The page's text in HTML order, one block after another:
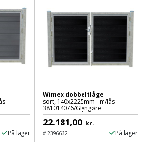
På lager
Wimex dobbeltlåge
sort, 140x2225mm - m/lås
381014076/Glyngøre
22.181,00 kr.
#2396632 På lager